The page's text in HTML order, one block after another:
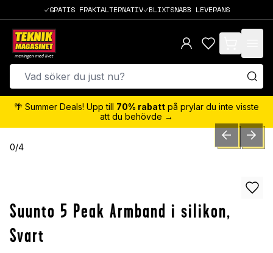
GRATIS FRAKTALTERNATIV BLIXTSNABB LEVERANS
items in cart,
🌴 Summer Deals! Upp till 70% rabatt på prylar du inte visste
att du behövde →
0/4 PREVIOUSNEXT
Suunto 5 Peak Armband i silikon,
Svart